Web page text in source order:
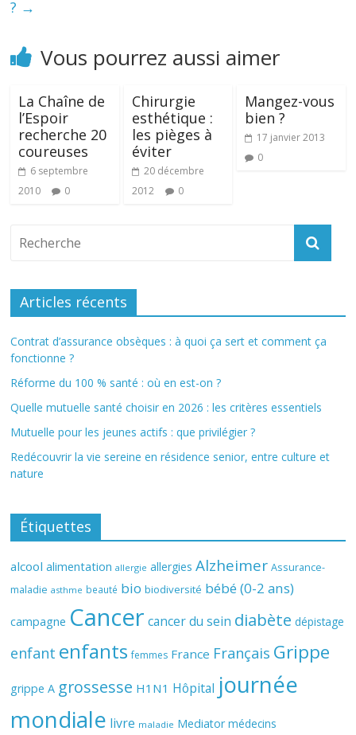
? →
Vous pourrez aussi aimer
La Chaîne de
l’Espoir
recherche 20
coureuses
6 septembre
2010
0
Chirurgie
esthétique :
les pièges à
éviter
20 décembre
2012
0
Mangez-vous
bien ?
17 janvier 2013
0
Articles récents
Contrat d’assurance obsèques : à quoi ça sert et comment ça
fonctionne ?
Réforme du 100 % santé : où en est-on ?
Quelle mutuelle santé choisir en 2026 : les critères essentiels
Mutuelle pour les jeunes actifs : que privilégier ?
Redécouvrir la vie sereine en résidence senior, entre culture et
nature
Étiquettes
alcool alimentation allergie allergies Alzheimer Assurance-
maladie asthme beauté bio biodiversité bébé (0-2 ans)
campagne Cancer cancer du sein diabète dépistage
enfant enfants femmes France Français Grippe
grippe A grossesse H1N1 Hôpital journée
mondiale livre maladie Mediator médecins